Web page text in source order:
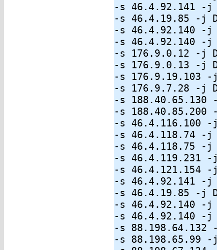
-s 46.4.92.141 -j
-s 46.4.19.85 -j
-s 46.4.92.140 -j
-s 46.4.92.140 -j
-s 176.9.0.12 -j
-s 176.9.0.13 -j
-s 176.9.19.103 -j
-s 176.9.7.28 -j
-s 188.40.65.130 -
-s 188.40.85.200 -
-s 46.4.116.100 -j
-s 46.4.118.74 -j
-s 46.4.118.75 -j
-s 46.4.119.231 -j
-s 46.4.121.154 -j
-s 46.4.92.141 -j
-s 46.4.19.85 -j
-s 46.4.92.140 -j
-s 46.4.92.140 -j
-s 88.198.64.132 -
-s 88.198.65.99 -j